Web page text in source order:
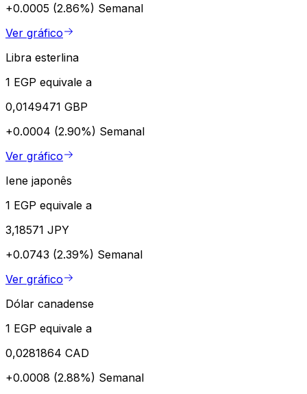
+0.0005 (2.86%) Semanal
Ver gráfico
Libra esterlina
1 EGP equivale a
0,0149471 GBP
+0.0004 (2.90%) Semanal
Ver gráfico
Iene japonês
1 EGP equivale a
3,18571 JPY
+0.0743 (2.39%) Semanal
Ver gráfico
Dólar canadense
1 EGP equivale a
0,0281864 CAD
+0.0008 (2.88%) Semanal